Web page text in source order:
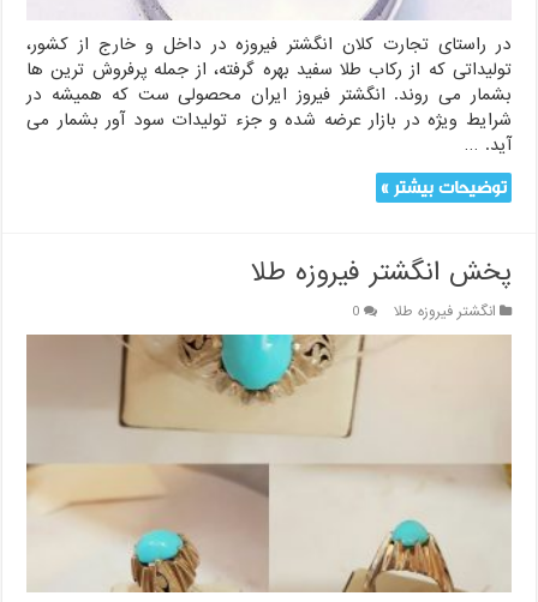
در راستای تجارت کلان انگشتر فیروزه در داخل و خارج از کشور،
تولیداتی که از رکاب طلا سفید بهره گرفته، از جمله پرفروش ترین ها
بشمار می روند. انگشتر فیروز ایران محصولی ست که همیشه در
شرایط ویژه در بازار عرضه شده و جزء تولیدات سود آور بشمار می
آید. …
توضیحات بیشتر »
پخش انگشتر فیروزه طلا
انگشتر فیروزه طلا 0